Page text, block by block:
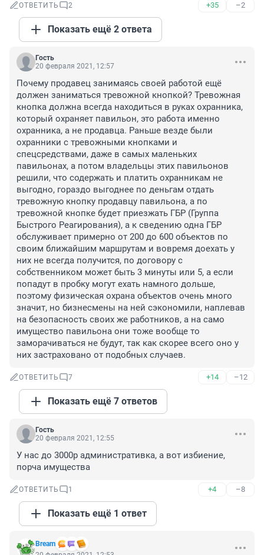
ОТВЕТИТЬ 2 +35 –2
Показать ещё 2 ответа
Гость
20 февраля 2021, 12:57
Почему продавец занимаясь своей работой ещё
должен заниматься тревожной кнопкой? Тревожная
кнопка должна всегда находиться в руках охранника,
который охраняет павильон, это работа именно
охранника, а не продавца. Раньше везде были
охранники с тревожными кнопками и
спецсредствами, даже в самых маленьких
павильонах, а потом владельцы этих павильонов
решили, что содержать и платить охранникам не
выгодно, гораздо выгоднее по деньгам отдать
тревожную кнопку продавцу павильона, а по
тревожной кнопке будет приезжать ГБР (Группа
Быстрого Реагирования), а к сведению одна ГБР
обслуживает примерно от 200 до 600 объектов по
своим ближайшим маршрутам и вовремя доехать у
них не всегда получится, по договору с
собственником может быть 3 минуты или 5, а если
попадут в пробку могут ехать намного дольше,
поэтому физическая охрана объектов очень много
значит, но бизнесмены на ней сэкономили, наплевав
на безопасность своих же работников, а на само
имущество павильона они тоже вообще то
заморачиваться не будут, так как скорее всего оно у
них застраховано от подобных случаев.
ОТВЕТИТЬ 7 +14 –12
Показать ещё 7 ответов
Гость
20 февраля 2021, 12:55
У нас до 3000р административка, а вот избиение,
порча имущества
ОТВЕТИТЬ 1 +4 –8
Показать ещё 1 ответ
Bream